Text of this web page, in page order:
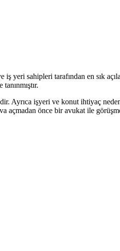
yeri sahipleri tarafından en sık
Ayrıca işyeri ve konut ihtiyaç
açmadan önce bir avukat ile